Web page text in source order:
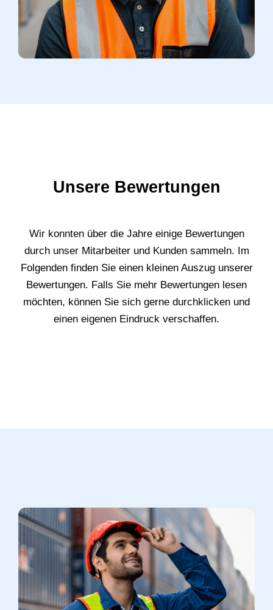
Unsere Bewertungen
Wir konnten über die Jahre einige Bewertungen
durch unser Mitarbeiter und Kunden sammeln. Im
Folgenden finden Sie einen kleinen Auszug unserer
Bewertungen. Falls Sie mehr Bewertungen lesen
möchten, können Sie sich gerne durchklicken und
einen eigenen Eindruck verschaffen.